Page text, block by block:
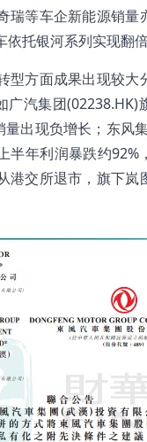
瑞等车企新能源销量
托银河系列实现翻倍
型方面成果出现较大
广汽集团(02238.HK)
量出现负增长；东风
半年利润暴跌约92%
港交所退市，旗下岚